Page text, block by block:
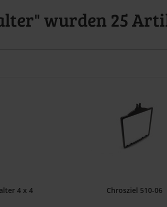
wurden 25
4 x 4 Chrosziel 510-06